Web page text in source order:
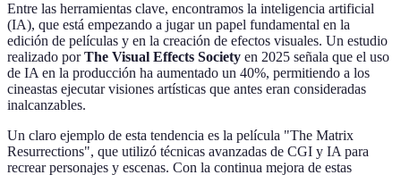
Entre las herramientas clave, encontramos la inteligencia artificial
(IA), que está empezando a jugar un papel fundamental en la
edición de películas y en la creación de efectos visuales. Un estudio
realizado porThe Visual Effects Society en 2025 señala que el uso
de IA en la producción ha aumentado un 40%, permitiendo a los
cineastas ejecutar visiones artísticas que antes eran consideradas
inalcanzables.
Un claro ejemplo de esta tendencia es la película "The Matrix
Resurrections", que utilizó técnicas avanzadas de CGI y IA para
recrear personajes y escenas. Con la continua mejora de estas